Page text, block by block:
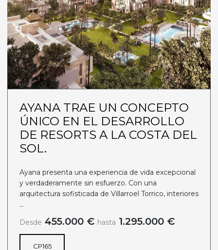
AYANA TRAE UN CONCEPTO
ÚNICO EN EL DESARROLLO
DE RESORTS A LA COSTA DEL
SOL.
Ayana presenta una experiencia de vida excepcional
y verdaderamente sin esfuerzo. Con una
arquitectura sofisticada de Villarroel Torrico, interiores
...
Desde 455.000 € hasta 1.295.000 €
CP165